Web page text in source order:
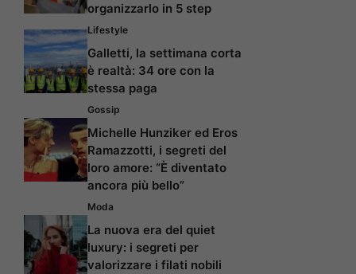
organizzarlo in 5 step
Lifestyle
Galletti, la settimana corta
è realtà: 34 ore con la
stessa paga
Gossip
Michelle Hunziker ed Eros
Ramazzotti, i segreti del
loro amore: “È diventato
ancora più bello”
Moda
La nuova era del quiet
luxury: i segreti per
valorizzare i filati nobili